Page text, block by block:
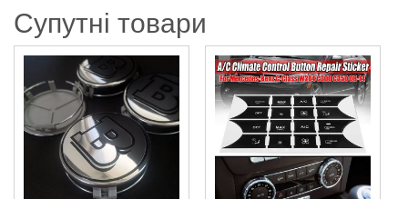
Супутні товари